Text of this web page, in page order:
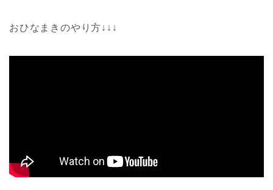
おひなまきのやり方↓↓↓